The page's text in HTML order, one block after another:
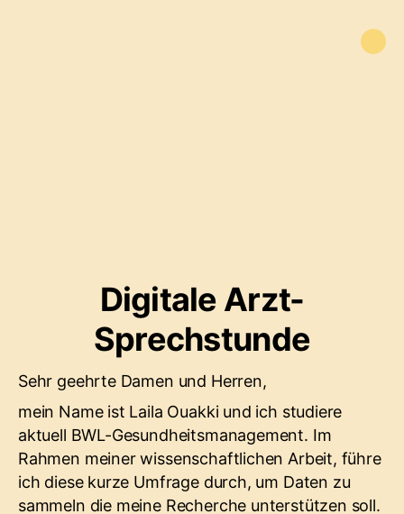
Digitale Arzt-
Sprechstunde
Sehr geehrte Damen und Herren,
mein Name ist Laila Ouakki und ich studiere
aktuell BWL-Gesundheitsmanagement. Im
Rahmen meiner wissenschaftlichen Arbeit, führe
ich diese kurze Umfrage durch, um Daten zu
sammeln die meine Recherche unterstützen soll.